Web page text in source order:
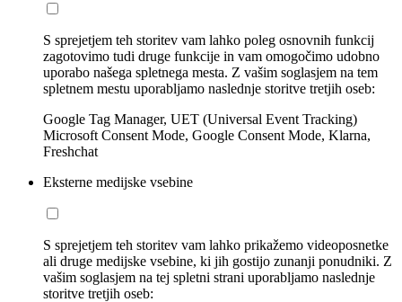
S sprejetjem teh storitev vam lahko poleg osnovnih funkcij
zagotovimo tudi druge funkcije in vam omogočimo udobno
uporabo našega spletnega mesta. Z vašim soglasjem na tem
spletnem mestu uporabljamo naslednje storitve tretjih oseb:
Google Tag Manager, UET (Universal Event Tracking)
Microsoft Consent Mode, Google Consent Mode, Klarna,
Freshchat
Eksterne medijske vsebine
S sprejetjem teh storitev vam lahko prikažemo videoposnetke
ali druge medijske vsebine, ki jih gostijo zunanji ponudniki. Z
vašim soglasjem na tej spletni strani uporabljamo naslednje
storitve tretjih oseb: